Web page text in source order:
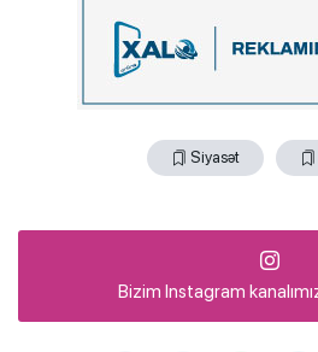
Siyasət
Bizim Instagram